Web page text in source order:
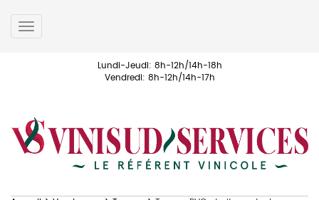
Toggle
navigation
Lundi-Jeudi: 8h-12h/14h-18h
Vendredi: 8h-12h/14h-17h